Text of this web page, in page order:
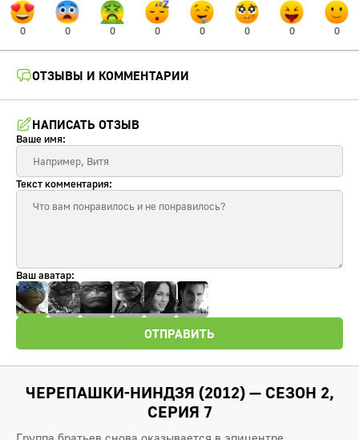
0 0 0 0 0 0 0 0
ОТЗЫВЫ И КОММЕНТАРИИ
НАПИСАТЬ ОТЗЫВ
Ваше имя:
Текст комментария:
Ваш аватар:
ОТПРАВИТЬ
ЧЕРЕПАШКИ-НИНДЗЯ (2012) — СЕЗОН 2,
СЕРИЯ 7